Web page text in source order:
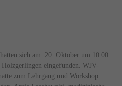
sich am 20. Oktober um 10:00
eingefunden. WJV-
zum Lehrgang und Workshop